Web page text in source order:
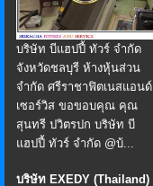
บริษัท บีแฮปปี้ ทัวร์ จำกัด
จังหวัดชลบุรี ห้างหุ้นส่วน
จำกัด ศรีราชาฟิตเนสแอนด์
เซอร์วิส ขอขอบคุณ คุณ
สุนทรี ปวิตรปก บริษัท บี
แฮปปี้ ทัวร์ จำกัด @บ้...
บริษัท EXEDY (Thailand)